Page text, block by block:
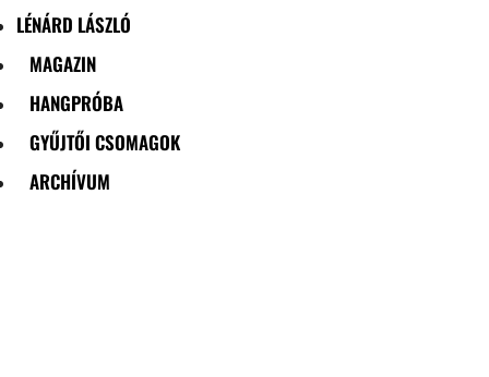
LÉNÁRD LÁSZLÓ
MAGAZIN
HANGPRÓBA
GYŰJTŐI CSOMAGOK
ARCHÍVUM